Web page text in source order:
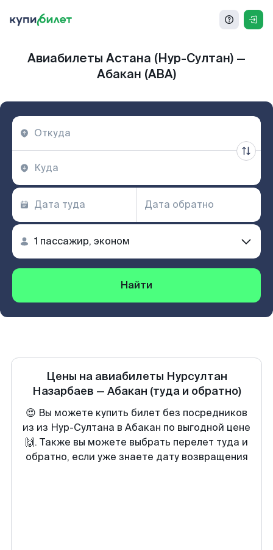
Авиабилеты Астана (Нур-Султан) —
Абакан (ABA)
Найти
Цены на авиабилеты Нурсултан
Назарбаев — Абакан (туда и обратно)
😍 Вы можете купить билет без посредников
из из Нур-Султана в Абакан по выгодной цене
🙌. Также вы можете выбрать перелет туда и
обратно, если уже знаете дату возвращения